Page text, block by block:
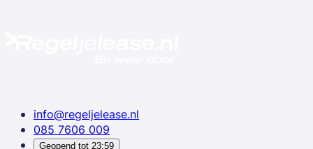
info@regeljelease.nl
085 7606 009
Geopend tot 23:59